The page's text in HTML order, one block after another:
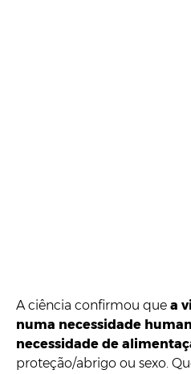
A ciência confirmou que a
numa necessidade
necessidade de
proteção/abrigo ou sexo.